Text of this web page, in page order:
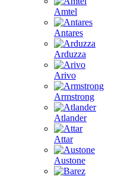
Amtel
Antares
Arduzza
Arivo
Armstrong
Atlander
Attar
Austone